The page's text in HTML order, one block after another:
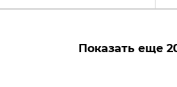
Показать еще